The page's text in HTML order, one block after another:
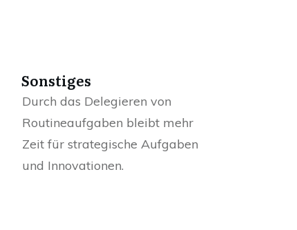
Sonstiges
Durch das Delegieren von
Routineaufgaben bleibt mehr
Zeit für strategische Aufgaben
und Innovationen.